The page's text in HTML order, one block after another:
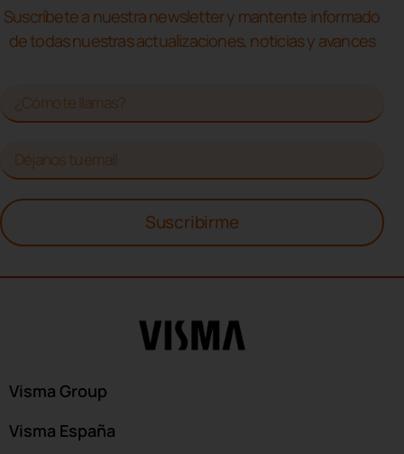
Suscríbete a nuestra newsletter y mantente informado
de todas nuestras actualizaciones, noticias y avances
Suscribirme
Visma Group
Visma España